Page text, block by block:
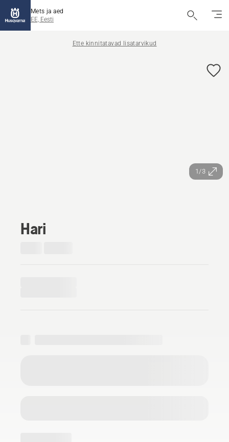
Mets ja aed
EE, Eesti
Ette kinnitatavad lisatarvikud
1/3
Hari